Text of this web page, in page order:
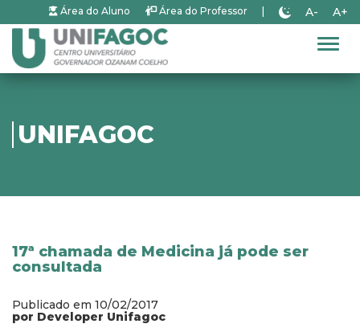
Área do Aluno Área do Professor A- A+
UNIFAGOC
17ª chamada de Medicina já pode ser
consultada
Publicado em 10/02/2017
por Developer Unifagoc